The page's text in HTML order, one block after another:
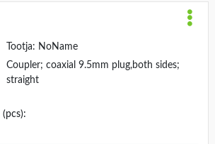
Tootja: NoName
Coupler; coaxial 9.5mm plug,both sides;
straight